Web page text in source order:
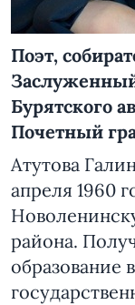
Поэт,
Бурятского
Почетный
Атутова
апреля 1960
района.
образование